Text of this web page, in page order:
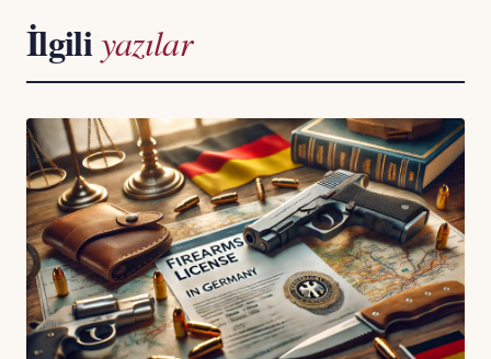
İlgiliyazılar